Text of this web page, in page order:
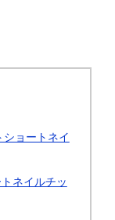
ョートネイ
ネイルチッ